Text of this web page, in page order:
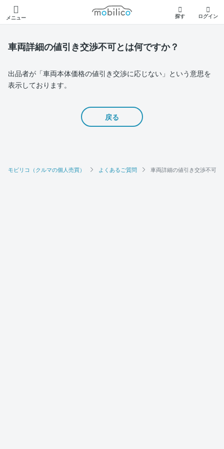
メニュー
モビリコ
探す ログイン
モビリコ（クルマの個人売買） よくあるご質問 車両詳細の値引き交渉不可と
車両詳細の値引き交渉不可とは何ですか？
出品者が「車両本体価格の値引き交渉に応じない」という意思を
表示しております。
戻る